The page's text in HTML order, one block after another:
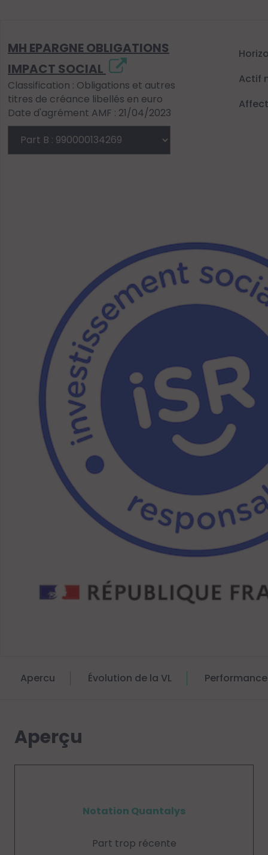
MH EPARGNE OBLIGATIONS
IMPACT SOCIAL
Classification : Obligations et autres
titres de créance libellés en euro
Date d'agrément AMF : 21/04/2023
Actif
Apercu Évolution de la VL
Aperçu
Notation Quantalys
Part trop récente